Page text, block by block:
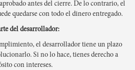
antes del cierre. De lo contrario, el
quedarse con todo el dinero entregado.
del desarrollador:
el desarrollador tiene un plazo
Si no lo hace, tienes derecho a
con intereses.